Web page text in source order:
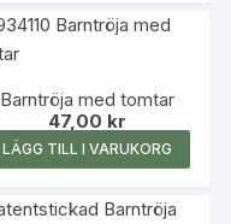
De
kan
Barntröja med tomtar
47,00 kr
LÄGG TILL I VARUKORG